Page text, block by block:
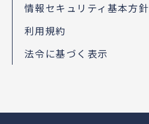
情報セキュリティ基本方針
利用規約
法令に基づく表示